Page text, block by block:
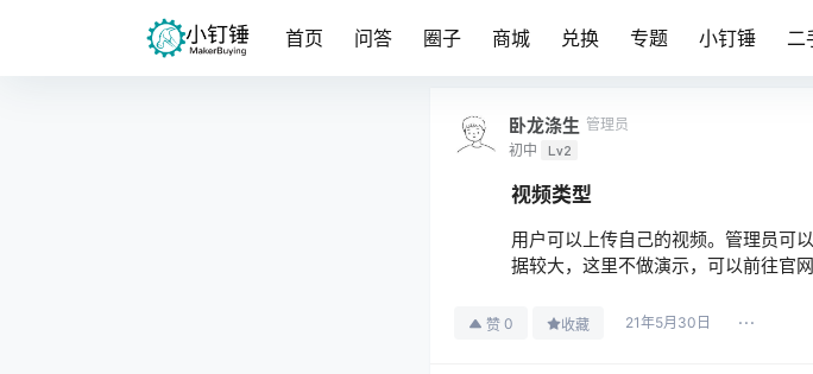
首页 问答 圈子 商城 兑换 专题 小钉锤 二
卧龙涤生 管理员
初中
Lv2
视频类型
用户可以上传自己的视频。管理员可
据较大，这里不做演示，可以前往官网
赞 0 收藏 21年5月30日